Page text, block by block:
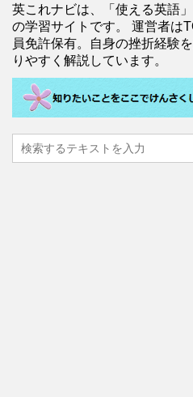
英これナビは、「使える英語
の学習サイトです。 運営者は
員免許保有。自身の挫折経験
りやすく解説しています。